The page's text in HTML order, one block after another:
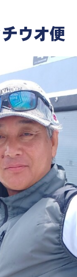
ウオ便